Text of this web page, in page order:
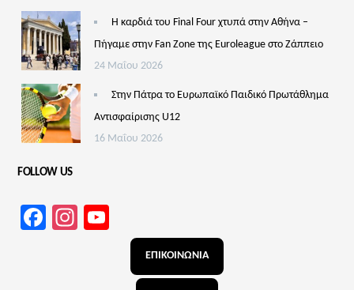
Η καρδιά του Final Four χτυπά στην Αθήνα –
Πήγαμε στην Fan Zone της Euroleague στο Ζάππειο
24 Μαΐου 2026
Στην Πάτρα το Ευρωπαϊκό Παιδικό Πρωτάθλημα
Αντισφαίρισης U12
16 Μαΐου 2026
FOLLOW US
Facebook
Instagram
Channel
ΕΠΙΚΟΙΝΩΝΙΑ